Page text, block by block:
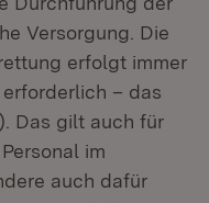
Versorgung. Die
erfolgt immer
– das
Das gilt auch für
im
auch dafür